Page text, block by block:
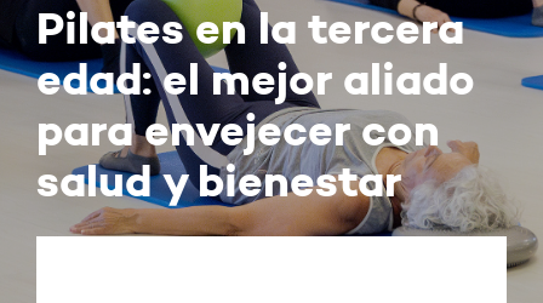
Pilates en la tercera
edad: el mejor aliado
para envejecer con
salud y bienestar